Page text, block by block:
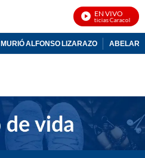
EN VIVO
Noticias Caracol En
MURIÓ ALFONSO LIZARAZO